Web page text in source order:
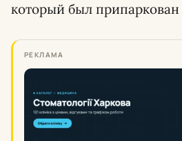
который был
РЕКЛАМА